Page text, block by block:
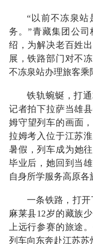
“以前不冻泉站
务。”青藏集团公
绍，为解决老百姓
展，铁路部门对不
不冻泉站办理旅客乘
铁轨蜿蜒，打
记者拍下拉萨当雄
姆守望列车的画面
拉姆考入位于江苏
暑假，列车成为她
毕业后，她回到当
自身所学服务高原各
一条铁路，打
麻莱县12岁的藏族
上远行参赛的旅途
列车向东奔赴江苏苏